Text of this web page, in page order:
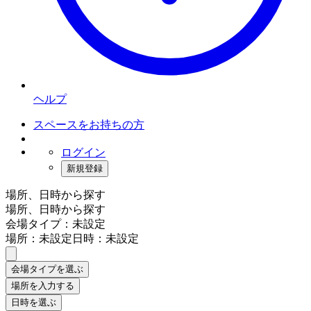
ヘルプ
スペースをお持ちの方
ログイン
新規登録
場所、日時から探す
場所、日時から探す
会場タイプ：未設定
場所：未設定日時：未設定
会場タイプを選ぶ
場所を入力する
日時を選ぶ